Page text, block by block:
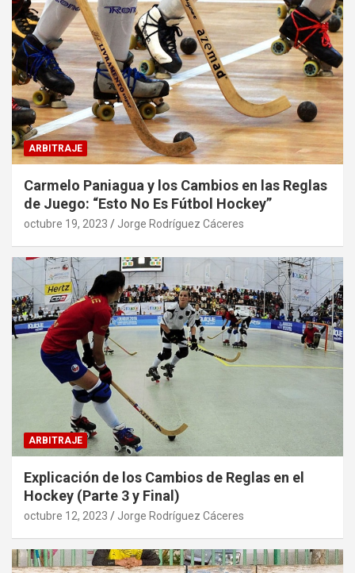
ARBITRAJE
Carmelo Paniagua y los Cambios en las Reglas
de Juego: “Esto No Es Fútbol Hockey”
octubre 19, 2023 Jorge Rodríguez Cáceres
ARBITRAJE
Explicación de los Cambios de Reglas en el
Hockey (Parte 3 y Final)
octubre 12, 2023 Jorge Rodríguez Cáceres